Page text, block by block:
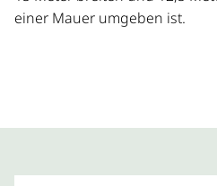
einer Mauer umgeben ist.